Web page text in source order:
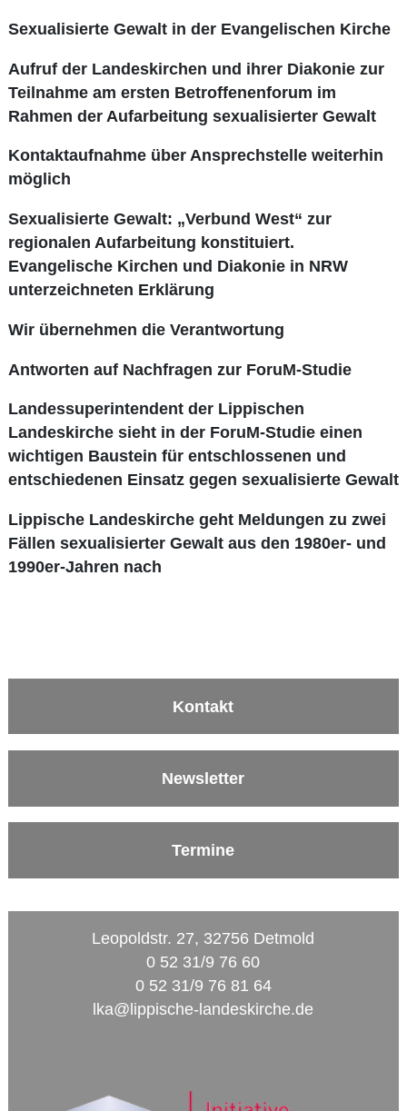
Sexualisierte Gewalt in der Evangelischen Kirche
Aufruf der Landeskirchen und ihrer Diakonie zur
Teilnahme am ersten Betroffenenforum im
Rahmen der Aufarbeitung sexualisierter Gewalt
Kontaktaufnahme über Ansprechstelle weiterhin
möglich
Sexualisierte Gewalt: „Verbund West“ zur
regionalen Aufarbeitung konstituiert.
Evangelische Kirchen und Diakonie in NRW
unterzeichneten Erklärung
Wir übernehmen die Verantwortung
Antworten auf Nachfragen zur ForuM-Studie
Landessuperintendent der Lippischen
Landeskirche sieht in der ForuM-Studie einen
wichtigen Baustein für entschlossenen und
entschiedenen Einsatz gegen sexualisierte Gewalt
Lippische Landeskirche geht Meldungen zu zwei
Fällen sexualisierter Gewalt aus den 1980er- und
1990er-Jahren nach
Kontakt
Newsletter
Termine
Leopoldstr. 27, 32756 Detmold
0 52 31/9 76 60
0 52 31/9 76 81 64
lka@lippische-landeskirche.de